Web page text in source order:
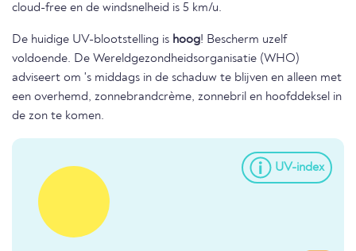
cloud-free en de windsnelheid is 5 km/u.
De huidige UV-blootstelling is hoog! Bescherm uzelf
voldoende. De Wereldgezondheidsorganisatie (WHO)
adviseert om 's middags in de schaduw te blijven en alleen met
een overhemd, zonnebrandcrème, zonnebril en hoofddeksel in
de zon te komen.
UV-index